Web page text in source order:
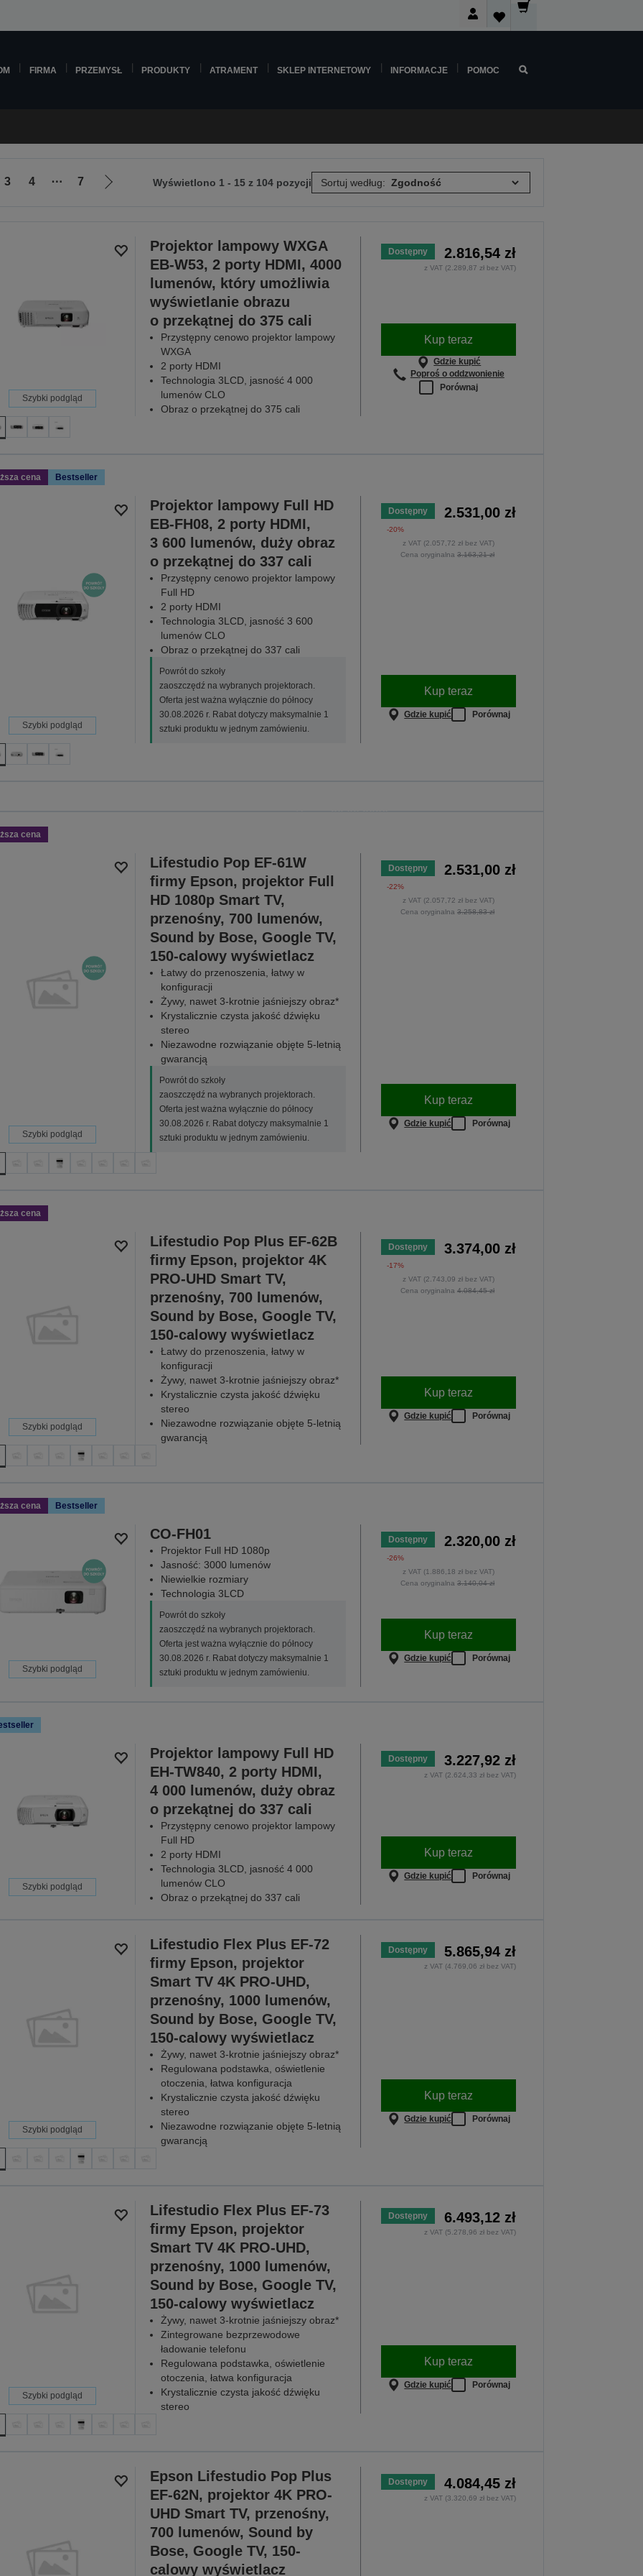
FIRMA PRZEMYSŁ PRODUKTY ATRAMENT SKLEP INTERNETOWY INFORMACJE POMOC
3 4 ⋯ 7
Przejdź
Wyświetlono 1 - 15 z 104 pozycji Sortuj według:
Szybki podgląd
Projektor lampowy WXGA
EB-W53, 2 porty HDMI, 4000
lumenów, który umożliwia
wyświetlanie obrazu
o przekątnej do 375 cali
Przystępny cenowo projektor lampowy
WXGA
2 porty HDMI
Technologia 3LCD, jasność 4 000
lumenów CLO
Obraz o przekątnej do 375 cali
Dostępny 2.816,54 zł
z VAT (2.289,87 zł bez VAT)
Kup teraz
Gdzie kupić
Poproś o oddzwonienie
Porównaj
cena Bestseller
Szybki podgląd
Projektor lampowy Full HD
EB-FH08, 2 porty HDMI,
3 600 lumenów, duży obraz
o przekątnej do 337 cali
Przystępny cenowo projektor lampowy
Full HD
2 porty HDMI
Technologia 3LCD, jasność 3 600
lumenów CLO
Obraz o przekątnej do 337 cali
Powrót do szkoły
zaoszczędź na wybranych projektorach.
Oferta jest ważna wyłącznie do północy
30.08.2026 r. Rabat dotyczy maksymalnie 1
sztuki produktu w jednym zamówieniu.
Dostępny 2.531,00 zł
-20%
z VAT (2.057,72 zł bez VAT)
Cena oryginalna3.163,21 zł
Kup teraz
Gdzie kupić Porównaj
cena
Szybki podgląd
Lifestudio Pop EF-61W
firmy Epson, projektor Full
HD 1080p Smart TV,
przenośny, 700 lumenów,
Sound by Bose, Google TV,
150-calowy wyświetlacz
Łatwy do przenoszenia, łatwy w
konfiguracji
Żywy, nawet 3-krotnie jaśniejszy obraz*
Krystalicznie czysta jakość dźwięku
stereo
Niezawodne rozwiązanie objęte 5-letnią
gwarancją
Powrót do szkoły
zaoszczędź na wybranych projektorach.
Oferta jest ważna wyłącznie do północy
30.08.2026 r. Rabat dotyczy maksymalnie 1
sztuki produktu w jednym zamówieniu.
Dostępny 2.531,00 zł
-22%
z VAT (2.057,72 zł bez VAT)
Cena oryginalna3.258,83 zł
Kup teraz
Gdzie kupić Porównaj
cena
Szybki podgląd
Lifestudio Pop Plus EF-62B
firmy Epson, projektor 4K
PRO-UHD Smart TV,
przenośny, 700 lumenów,
Sound by Bose, Google TV,
150-calowy wyświetlacz
Łatwy do przenoszenia, łatwy w
konfiguracji
Żywy, nawet 3-krotnie jaśniejszy obraz*
Krystalicznie czysta jakość dźwięku
stereo
Niezawodne rozwiązanie objęte 5-letnią
gwarancją
Dostępny 3.374,00 zł
-17%
z VAT (2.743,09 zł bez VAT)
Cena oryginalna4.084,45 zł
Kup teraz
Gdzie kupić Porównaj
cena Bestseller
Szybki podgląd
CO-FH01
Projektor Full HD 1080p
Jasność: 3000 lumenów
Niewielkie rozmiary
Technologia 3LCD
Powrót do szkoły
zaoszczędź na wybranych projektorach.
Oferta jest ważna wyłącznie do północy
30.08.2026 r. Rabat dotyczy maksymalnie 1
sztuki produktu w jednym zamówieniu.
Dostępny 2.320,00 zł
-26%
z VAT (1.886,18 zł bez VAT)
Cena oryginalna3.140,04 zł
Kup teraz
Gdzie kupić Porównaj
Szybki podgląd
Projektor lampowy Full HD
EH-TW840, 2 porty HDMI,
4 000 lumenów, duży obraz
o przekątnej do 337 cali
Przystępny cenowo projektor lampowy
Full HD
2 porty HDMI
Technologia 3LCD, jasność 4 000
lumenów CLO
Obraz o przekątnej do 337 cali
Dostępny 3.227,92 zł
z VAT (2.624,33 zł bez VAT)
Kup teraz
Gdzie kupić Porównaj
Szybki podgląd
Lifestudio Flex Plus EF-72
firmy Epson, projektor
Smart TV 4K PRO-UHD,
przenośny, 1000 lumenów,
Sound by Bose, Google TV,
150-calowy wyświetlacz
Żywy, nawet 3-krotnie jaśniejszy obraz*
Regulowana podstawka, oświetlenie
otoczenia, łatwa konfiguracja
Krystalicznie czysta jakość dźwięku
stereo
Niezawodne rozwiązanie objęte 5-letnią
gwarancją
Dostępny 5.865,94 zł
z VAT (4.769,06 zł bez VAT)
Kup teraz
Gdzie kupić Porównaj
Szybki podgląd
Lifestudio Flex Plus EF-73
firmy Epson, projektor
Smart TV 4K PRO-UHD,
przenośny, 1000 lumenów,
Sound by Bose, Google TV,
150-calowy wyświetlacz
Żywy, nawet 3-krotnie jaśniejszy obraz*
Zintegrowane bezprzewodowe
ładowanie telefonu
Regulowana podstawka, oświetlenie
otoczenia, łatwa konfiguracja
Krystalicznie czysta jakość dźwięku
stereo
Dostępny 6.493,12 zł
z VAT (5.278,96 zł bez VAT)
Kup teraz
Gdzie kupić Porównaj
Epson Lifestudio Pop Plus
EF-62N, projektor 4K PRO-
UHD Smart TV, przenośny,
700 lumenów, Sound by
Bose, Google TV, 150-
calowy wyświetlacz
Dostępny 4.084,45 zł
z VAT (3.320,69 zł bez VAT)